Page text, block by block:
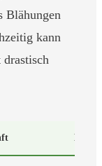
Blähungen
kann
Bei